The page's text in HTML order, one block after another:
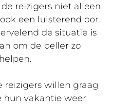
reizigers niet alleen
een luisterend oor.
de situatie is
om de beller zo
reizigers willen graag
hun vakantie weer